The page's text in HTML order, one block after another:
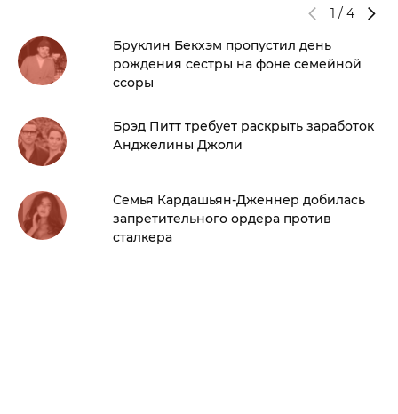
1 / 4
Бруклин Бекхэм пропустил день
рождения сестры на фоне семейной
ссоры
Брэд Питт требует раскрыть заработок
Анджелины Джоли
Семья Кардашьян-Дженнер добилась
запретительного ордера против
сталкера